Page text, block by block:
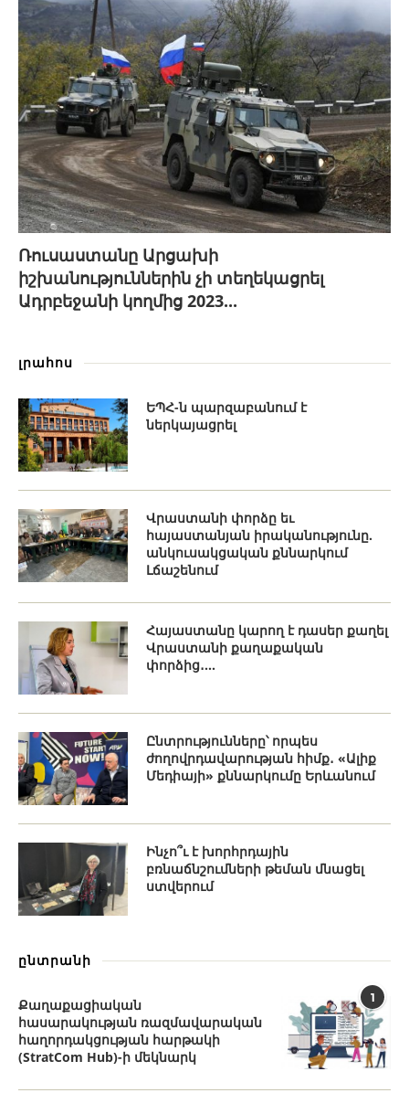
Ռուսաստանը Արցախի
իշխանություններին չի տեղեկացրել
Ադրբեջանի կողմից 2023...
լրահոս
ԵՊՀ-ն պարզաբանում է
ներկայացրել
Վրաստանի փորձը եւ
հայաստանյան իրականությունը.
անկուսակցական քննարկում
Լճաշենում
Հայաստանը կարող է դասեր քաղել
Վրաստանի քաղաքական
փորձից․...
Ընտրությունները՝ որպես
ժողովրդավարության հիմք․ «Ալիք
Մեդիայի» քննարկումը Երևանում
Ինչո՞ւ է խորհրդային
բռնաճնշումների թեման մնացել
ստվերում
ընտրանի
1
Քաղաքացիական
հասարակության ռազմավարական
հաղորդակցության հարթակի
(StratCom Hub)-ի մեկնարկ